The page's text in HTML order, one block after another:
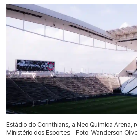
Estádio do Corinthians, a Neo Química Arena,
Ministério dos Esportes - Foto: Wanderson